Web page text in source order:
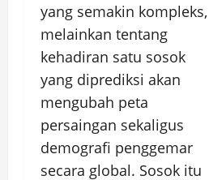
yang semakin kompleks,
melainkan tentang
kehadiran satu sosok
yang diprediksi akan
mengubah peta
persaingan sekaligus
demografi penggemar
secara global. Sosok itu